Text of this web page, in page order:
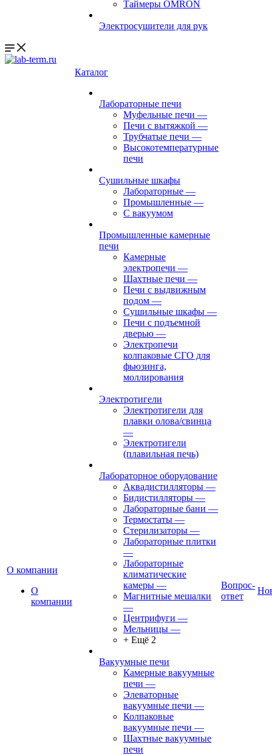
Таймеры OMRON
Электросушители для рук
О компании
О
компании
Каталог
Лабораторные печи
Муфельные печи —
Печи с вытяжкой —
Трубчатые печи —
Высокотемпературные
печи
Сушильные шкафы
Лабораторные —
Промышленные —
С вакуумом
Промышленные камерные
печи
Камерные
электропечи —
Шахтные печи —
Печи с выдвижным
подом —
Сушильные шкафы —
Печи с подъемной
дверью —
Электропечи
колпаковые СГО для
фьюзинга,
моллирования
Электротигели
Электротигели для
плавки олова/свинца
—
Электротигели
(плавильная печь)
Лабораторное оборудование
Аквадистилляторы —
Бидистилляторы —
Лабораторные бани —
Термостаты —
Стерилизаторы —
Лабораторные плитки
—
Лабораторные
климатические
камеры —
Магнитные мешалки
—
Центрифуги —
Мельницы —
+ Ещё 2
Вакуумные печи
Камерные вакуумные
печи —
Элеваторные
вакуумные печи —
Колпаковые
вакуумные печи —
Шахтные вакуумные
печи
Вопрос-
ответ